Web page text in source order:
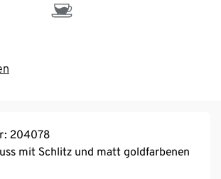
204078
mit Schlitz und matt goldfarbenen